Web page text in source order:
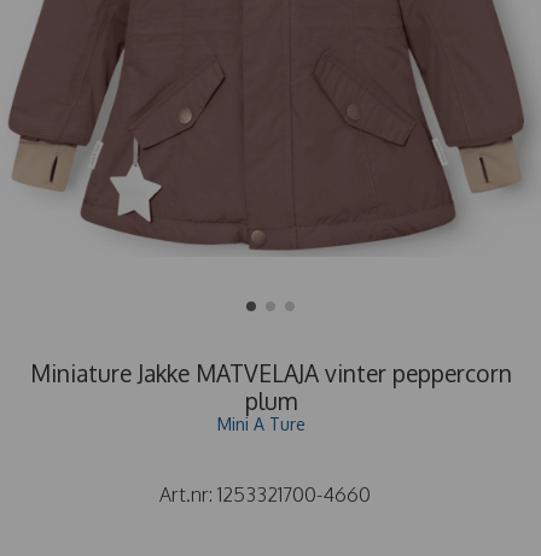
Miniature Jakke MATVELAJA vinter peppercorn
plum
Mini A Ture
Art.nr: 1253321700-4660